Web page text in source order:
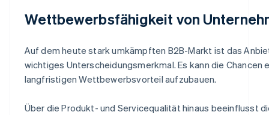
Wettbewerbsfähigkeit von
Auf dem heute stark umkämpften B2B-Markt ist das
wichtiges Unterscheidungsmerkmal. Es kann die Chancen
langfristigen Wettbewerbsvorteil aufzubauen.
Über die Produkt- und Servicequalität hinaus beeinflusst